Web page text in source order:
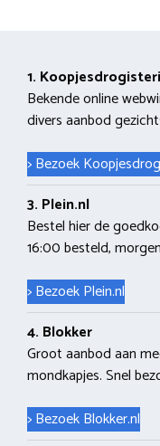
1.
Bekende online
divers aanbod
> Bezoek
3. Plein.nl
Bestel hier de
16:00 besteld,
> Bezoek Plein.nl
4. Blokker
Groot aanbod aan
mondkapjes. Snel
> Bezoek Blokker.nl